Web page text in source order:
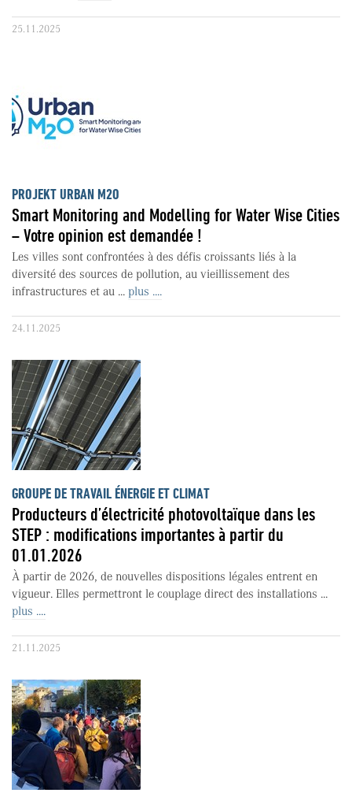
25.11.2025
PROJEKT URBAN M2O
Smart Monitoring and Modelling for Water Wise Cities
– Votre opinion est demandée !
Les villes sont confrontées à des défis croissants liés à la
diversité des sources de pollution, au vieillissement des
infrastructures et au ... plus ....
24.11.2025
GROUPE DE TRAVAIL ÉNERGIE ET CLIMAT
Producteurs d’électricité photovoltaïque dans les
STEP : modifications importantes à partir du
01.01.2026
À partir de 2026, de nouvelles dispositions légales entrent en
vigueur. Elles permettront le couplage direct des installations ...
plus ....
21.11.2025